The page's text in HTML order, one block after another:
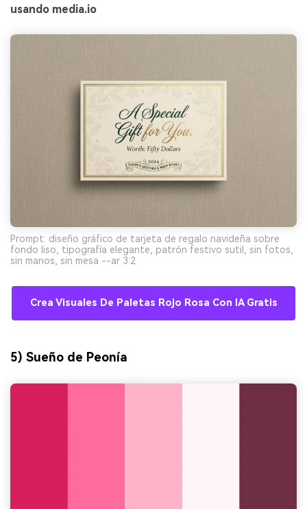
usando media.io
Prompt: diseño gráfico de tarjeta de regalo navideña sobre
fondo liso, tipografía elegante, patrón festivo sutil, sin fotos,
sin manos, sin mesa --ar 3:2
Crea Visuales De Paletas Rojo Rosa Con IA Gratis
5) Sueño de Peonía